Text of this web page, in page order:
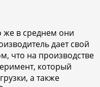
же в среднем они
дает свой
что на производстве
который
а также